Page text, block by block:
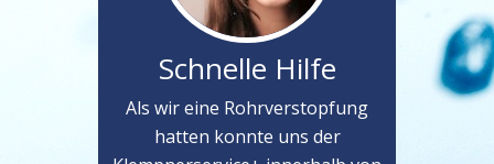
Schnelle Hilfe
Als wir eine Rohrverstopfung
hatten konnte uns der